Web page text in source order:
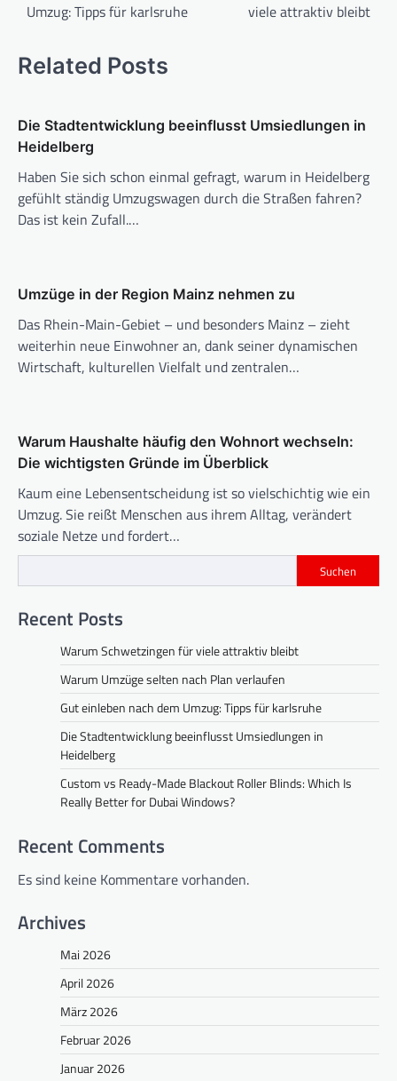
Umzug: Tipps für karlsruhe
viele attraktiv bleibt
Related Posts
Die Stadtentwicklung beeinflusst Umsiedlungen in
Heidelberg
Haben Sie sich schon einmal gefragt, warum in Heidelberg
gefühlt ständig Umzugswagen durch die Straßen fahren?
Das ist kein Zufall.…
Umzüge in der Region Mainz nehmen zu
Das Rhein-Main-Gebiet – und besonders Mainz – zieht
weiterhin neue Einwohner an, dank seiner dynamischen
Wirtschaft, kulturellen Vielfalt und zentralen…
Warum Haushalte häufig den Wohnort wechseln:
Die wichtigsten Gründe im Überblick
Kaum eine Lebensentscheidung ist so vielschichtig wie ein
Umzug. Sie reißt Menschen aus ihrem Alltag, verändert
soziale Netze und fordert…
Suchen
Recent Posts
Warum Schwetzingen für viele attraktiv bleibt
Warum Umzüge selten nach Plan verlaufen
Gut einleben nach dem Umzug: Tipps für karlsruhe
Die Stadtentwicklung beeinflusst Umsiedlungen in
Heidelberg
Custom vs Ready-Made Blackout Roller Blinds: Which Is
Really Better for Dubai Windows?
Recent Comments
Es sind keine Kommentare vorhanden.
Archives
Mai 2026
April 2026
März 2026
Februar 2026
Januar 2026